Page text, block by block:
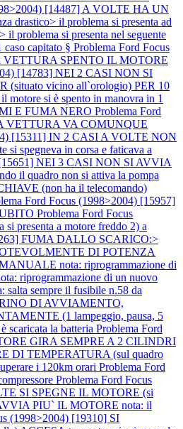
[14487] A VOLTE HA UN
il problema si presenta ad
problema si presenta nel seguente
capitato § Problema Ford Focus
SPENTO IL MOTORE
[14783] NEI 2 CASI NON SI
vicino all`orologio) PER 10
si è spento in manovra in 1
E FUMA NERO Problema Ford
VETTURA VA COMUNQUE
[15311] IN 2 CASI A VOLTE NON
spegneva in corsa e faticava a
NEI 3 CASI NON SI AVVIA
il quadro non si attiva la pompa
(non ha il telecomando)
Ford Focus (1998>2004) [15957]
Problema Ford Focus
presenta a motore freddo 2) a
FUMA DALLO SCARICO:>
DI POTENZA
nota: riprogrammazione di
riprogrammazione di un nuovo
sempre il fusibile n.58 da
DI AVVIAMENTO,
(1 lampeggio, pausa, 5
la batteria Problema Ford
GIRA SEMPRE A 2 CILINDRI
DI TEMPERATURA (sul quadro
i 120km orari Problema Ford
Problema Ford Focus
SI SPEGNE IL MOTORE (si
PIU` IL MOTORE nota: il
(1998>2004) [19310] SI